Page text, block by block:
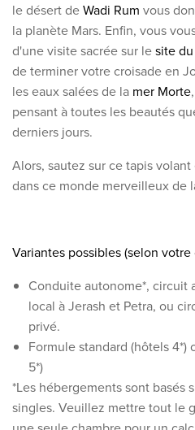
À propos de
Qui sommes-nous ?
Pourquoi Travelworld
Nos destinations
Contactez nous
Nos agences de voyage
Postes vacants
Conditions
le désert deWadi Rum vous
la planète Mars. Enfin, vous
d'une visite sacrée sur lesite
de terminer votre croisade en
les eaux salées de la mer Morte
pensant à toutes les beautés
derniers jours.
Alors, sautez sur ce tapis
dans ce monde merveilleux de
Variantes possibles (selon votre
Conduite autonome*, circuit
local à Jerash et Petra, ou
privé.
Formule standard (hôtels
5*)
*Les hébergements sont basés
singles. Veuillez mettre tout le